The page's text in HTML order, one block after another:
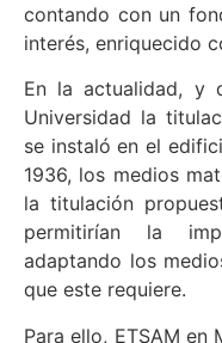
contando con un
interés, enriquecido
En la actualidad, y
Universidad la
se instaló en el
1936, los medios
la titulación
permitirían la
adaptando los
que este requiere.
Para ello, ETSAM